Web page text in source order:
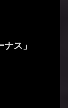
ナス」